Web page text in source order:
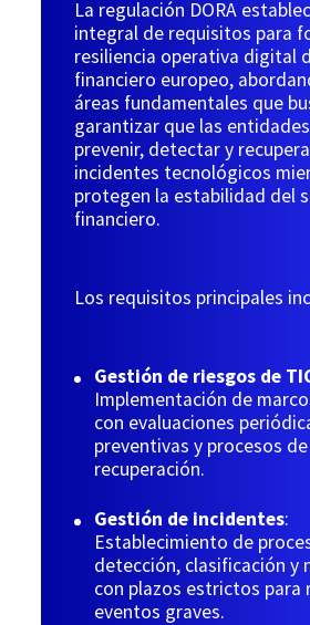
La regulación DORA
integral de requisitos para
resiliencia operativa digital
financiero europeo,
áreas fundamentales que
garantizar que las
prevenir, detectar y
incidentes tecnológicos
protegen la estabilidad del
financiero.
Los requisitos principales
Gestión de riesgos de
Implementación de
con evaluaciones
preventivas y procesos de
recuperación.
Gestión de incidentes:
Establecimiento de
detección, clasificación y
con plazos estrictos para
eventos graves.